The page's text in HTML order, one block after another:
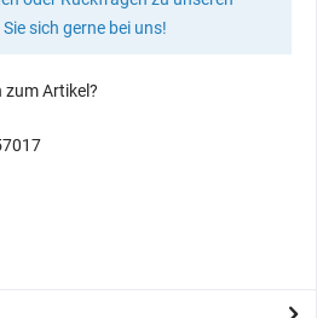
sich gerne bei uns!
zum Artikel?